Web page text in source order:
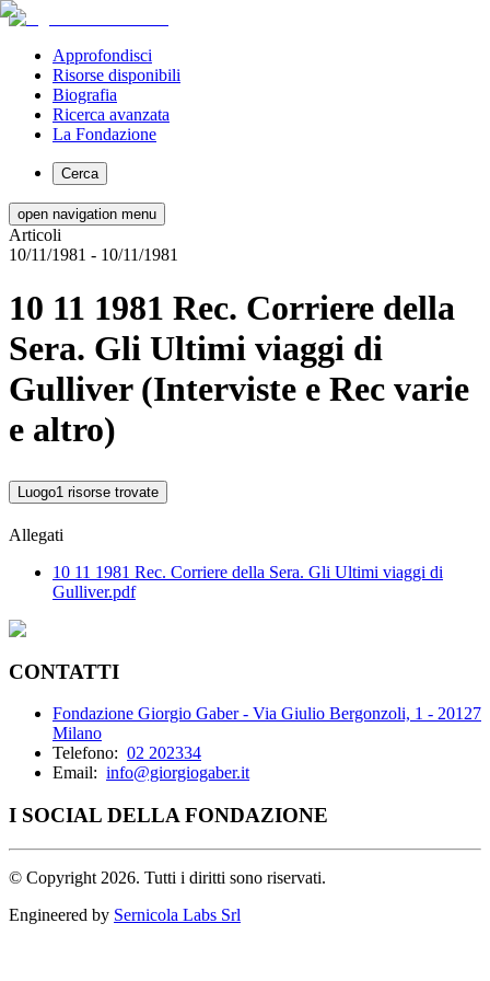
Approfondisci
Risorse disponibili
Biografia
Ricerca avanzata
La Fondazione
Cerca
open navigation menu
Articoli
10/11/1981 - 10/11/1981
10 11 1981 Rec. Corriere della
Sera. Gli Ultimi viaggi di
Gulliver (Interviste e Rec varie
e altro)
Luogo1 risorse trovate
Allegati
10 11 1981 Rec. Corriere della Sera. Gli Ultimi viaggi di
Gulliver.pdf
CONTATTI
Fondazione Giorgio Gaber - Via Giulio Bergonzoli, 1 - 20127
Milano
Telefono: 02 202334
Email: info@giorgiogaber.it
I SOCIAL DELLA FONDAZIONE
© Copyright 2026. Tutti i diritti sono riservati.
Engineered by Sernicola Labs Srl